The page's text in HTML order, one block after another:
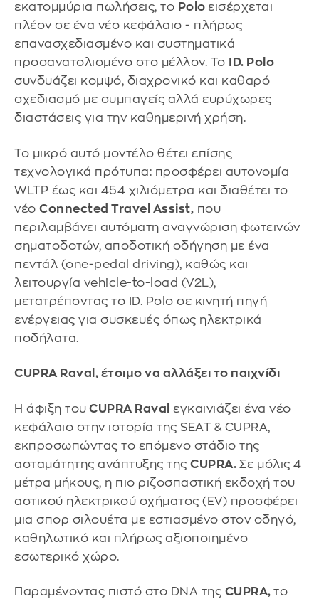
εκατομμύρια πωλήσεις, το Polo εισέρχεται
πλέον σε ένα νέο κεφάλαιο - πλήρως
επανασχεδιασμένο και συστηματικά
προσανατολισμένο στο μέλλον. Το
ID. Polo
συνδυάζει κομψό, διαχρονικό και καθαρό
σχεδιασμό με συμπαγείς αλλά ευρύχωρες
διαστάσεις για την καθημερινή χρήση.
Το μικρό αυτό μοντέλο θέτει επίσης
τεχνολογικά πρότυπα: προσφέρει αυτονομία
WLTP έως και 454 χιλιόμετρα και διαθέτει το
νέο Connected Travel Assist, που
περιλαμβάνει αυτόματη αναγνώριση φωτεινών
σηματοδοτών, αποδοτική οδήγηση με ένα
πεντάλ (one-pedal driving), καθώς και
λειτουργία vehicle-to-load (V2L),
μετατρέποντας το ID. Polo σε κινητή πηγή
ενέργειας για συσκευές όπως ηλεκτρικά
ποδήλατα.
CUPRA Raval, έτοιμο να αλλάξει το παιχνίδι
Η άφιξη του CUPRA Raval εγκαινιάζει ένα νέο
κεφάλαιο στην ιστορία της SEAT & CUPRA,
εκπροσωπώντας το επόμενο στάδιο της
ασταμάτητης ανάπτυξης της CUPRA. Σε μόλις 4
μέτρα μήκους, η πιο ριζοσπαστική εκδοχή του
αστικού ηλεκτρικού οχήματος (EV) προσφέρει
μια σπορ σιλουέτα με εστιασμένο στον οδηγό,
καθηλωτικό και πλήρως αξιοποιημένο
εσωτερικό χώρο.
Παραμένοντας πιστό στο DNA της CUPRA, το